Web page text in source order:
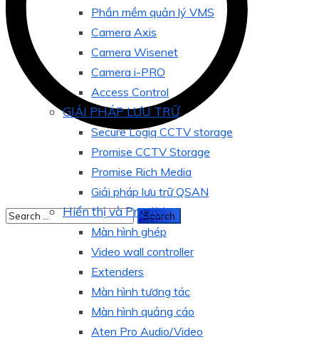
Phần mềm quản lý VMS
Camera Axis
Camera Wisenet
Camera i-PRO
Access Control
GIẢI PHÁP LƯU TRỮ
Secure Logiq CCTV storage
Promise CCTV Storage
Promise Rich Media
Giải pháp lưu trữ QSAN
Hiển thị và Pro AV
Màn hình ghép
Video wall controller
Extenders
Màn hình tương tác
Màn hình quảng cáo
Aten Pro Audio/Video